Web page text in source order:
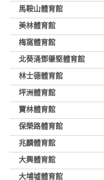
馬鞍山體育館
美林體育館
梅窩體育館
北葵涌鄧肇堅體育館
林士德體育館
坪洲體育館
寶林體育館
保榮路體育館
兆麟體育館
大興體育館
大埔墟體育館